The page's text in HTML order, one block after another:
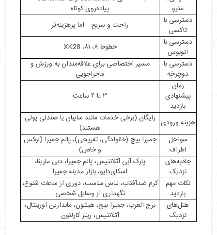
مترو
پیاده‌روی کوتاه
دسترسی با
تاکسی
راحت و سریع – اما پرهزینه‌تر
دسترسی با
اتوبوس
خطوط ۸، ۸۱، XK28
دسترسی با
دوچرخه
مسیر اختصاصی برای علاقه‌مندان به ورزش و
ماجراجویی
زمان
پیشنهادی
بازدید
۳ تا ۴ ساعت
هزینه ورودی رایگان (برخی خدمات مانند سایبان یا صندلی پولی
هستند)
سواحل
اطراف
جمیرا بیچ (خانوادگی، تفریحی)، پالم جمیرا (لوکس
و خاص)
جاذبه‌های
نزدیک
پارک آبی آتلانتیس، پالم جمیرا، دبی مارینا،
اسکای‌دایو، بازار مدینه جمیرا
نکات مهم
بازدید
کرم ضدآفتاب، لباس مناسب، دوری از ساعات شلوغ،
نگهداری از وسایل شخصی
هتل‌های
نزدیک
برج العرب، جمیرا بیچ، هیلتون، ماندارین اورینتال،
آتلانتیس، ریتز کارلتون